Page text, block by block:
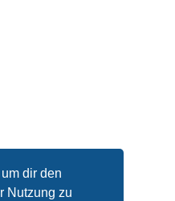
dir den
Nutzung zu